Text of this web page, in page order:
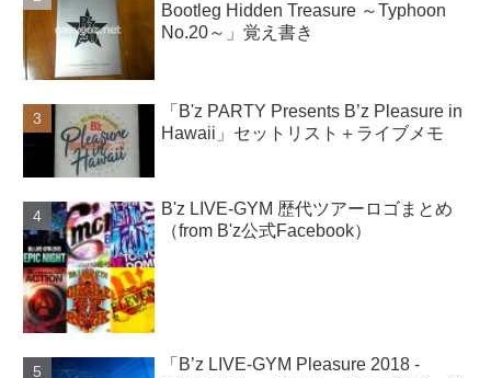
Bootleg Hidden Treasure ～Typhoon
No.20～」覚え書き
「B'z PARTY Presents B’z Pleasure in
Hawaii」セットリスト＋ライブメモ
B'z LIVE-GYM 歴代ツアーロゴまとめ
（from B'z公式Facebook）
「B’z LIVE-GYM Pleasure 2018 -